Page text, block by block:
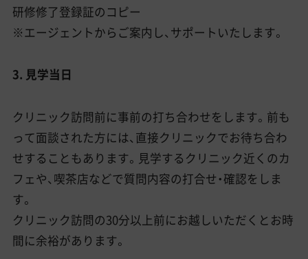
研修修了登録証のコピー
※エージェントからご案内し、サポートいたします。
3. 見学当日
クリニック訪問前に事前の打ち合わせをします。前も
って面談された方には、直接クリニックでお待ち合わ
せすることもあります。見学するクリニック近くのカ
フェや、喫茶店などで質問内容の打合せ・確認をしま
す。
クリニック訪問の30分以上前にお越しいただくとお時
間に余裕があります。